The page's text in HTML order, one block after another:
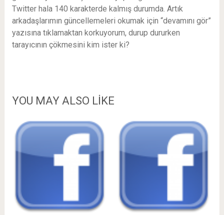
Twitter hala 140 karakterde kalmış durumda. Artık
arkadaşlarımın güncellemeleri okumak için “devamını gör”
yazısına tıklamaktan korkuyorum, durup dururken
tarayıcının çökmesini kim ister ki?
YOU MAY ALSO LIKE